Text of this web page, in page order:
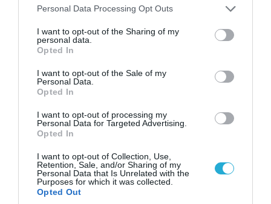
Please note that this website/app uses one or more Google
not limited to your visit or usage behaviour. You may click to
grant or deny consent to Google and its third-party tags to
use your data for below specified purposes in below Google
consent section.
Personal Data Processing Opt Outs
I want to opt-out of the Sharing of my
personal data.
Opted In
I want to opt-out of the Sale of my
Personal Data.
Opted In
I want to opt-out of processing my
Personal Data for Targeted Advertising.
Opted In
I want to opt-out of Collection, Use,
Retention, Sale, and/or Sharing of my
Personal Data that Is Unrelated with the
Purposes for which it was collected.
Opted Out
Θορυβήθηκαν οι Ουκρανοί με τις δηλώσεις
Ρώσου υποπτέραρχου: «S-400 κατέρριψαν 10